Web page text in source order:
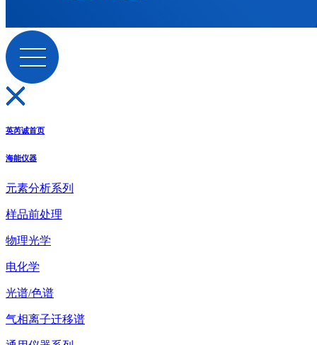
英芮诚首页
海能仪器
元素分析系列
样品前处理
物理光学
电化学
光谱/色谱
气相离子迁移谱